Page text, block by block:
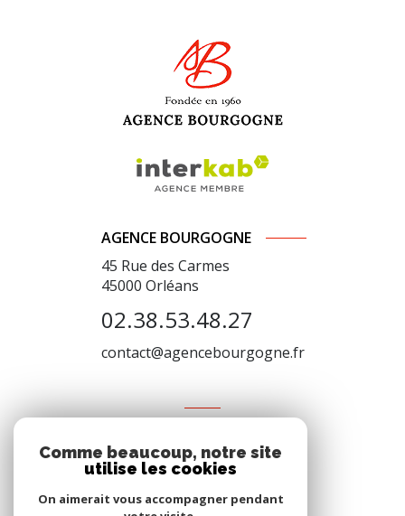
AGENCE BOURGOGNE
45 Rue des Carmes
45000 Orléans
02.38.53.48.27
contact@agencebourgogne.fr
Espace propriétaire
Comme beaucoup, notre site
utilise les cookies
On aimerait vous accompagner pendant